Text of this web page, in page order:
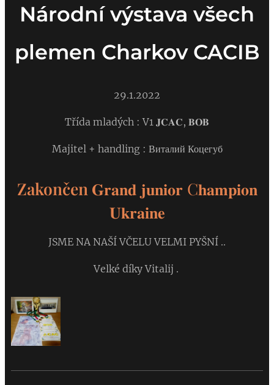
Národní výstava všech
plemen Charkov CACIB
29.1.2022
Třída mladých : V1 𝐉𝐂𝐀𝐂, 𝐁𝐎𝐁
Majitel + handling : Виталий Коцегуб
Zakončen 𝐆𝐫𝐚𝐧𝐝 𝐣𝐮𝐧𝐢𝐨𝐫 C𝐡𝐚𝐦𝐩𝐢𝐨𝐧
𝐔𝐤𝐫𝐚𝐢𝐧𝐞
JSME NA NAŠÍ VČELU VELMI PYŠNÍ ..
Velké díky Vitalij .